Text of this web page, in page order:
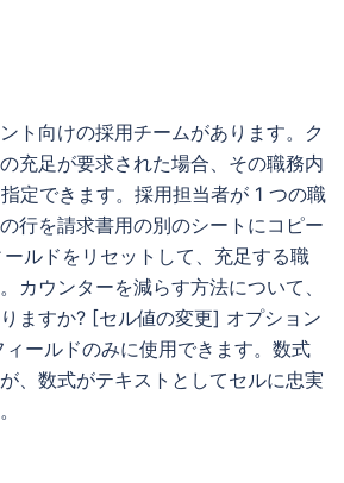
ト向けの採用チームがあります。ク
充足が要求された場合、その職務内
定できます。採用担当者が 1 つの職
行を請求書用の別のシートにコピー
ルドをリセットして、充足する職
カウンターを減らす方法について、
ますか? [セル値の変更] オプション
ールドのみに使用できます。数式
、数式がテキストとしてセルに忠実